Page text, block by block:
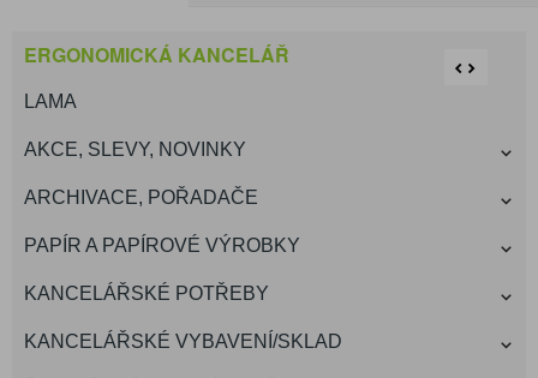
ERGONOMICKÁ KANCELÁŘ
LAMA
AKCE, SLEVY, NOVINKY
ARCHIVACE, POŘADAČE
PAPÍR A PAPÍROVÉ VÝROBKY
KANCELÁŘSKÉ POTŘEBY
KANCELÁŘSKÉ VYBAVENÍ/SKLAD